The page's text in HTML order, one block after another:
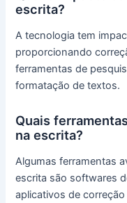
escrita?
A tecnologia tem
proporcionando
ferramentas de
formatação de textos.
Quais
na escrita?
Algumas ferramentas
escrita são softwares
aplicativos de